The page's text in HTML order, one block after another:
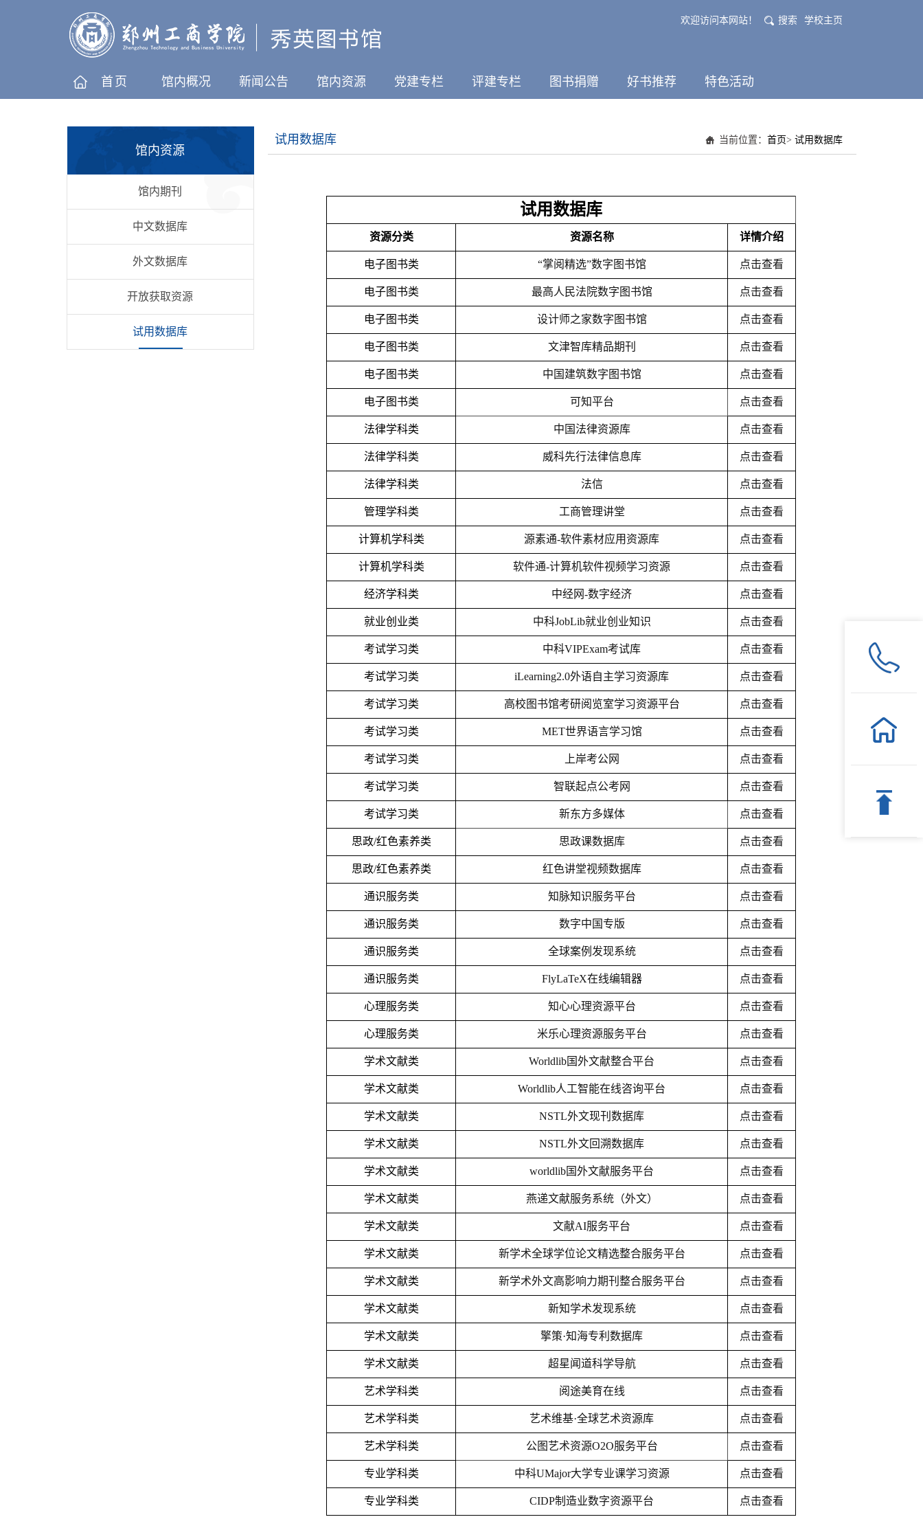
欢迎访问本网站！ 搜索 学校主页
首页 馆内概况 新闻公告 馆内资源 党建专栏 评建专栏 图书捐赠 好书推荐 特色活动
馆内资源
馆内期刊
中文数据库
外文数据库
开放获取资源
试用数据库
试用数据库 当前位置： 首页> 试用数据库
试用数据库
资源分类 资源名称 详情介绍
电子图书类 “掌阅精选”数字图书馆 点击查看
电子图书类 最高人民法院数字图书馆 点击查看
电子图书类 设计师之家数字图书馆 点击查看
电子图书类 文津智库精品期刊 点击查看
电子图书类 中国建筑数字图书馆 点击查看
电子图书类 可知平台 点击查看
法律学科类 中国法律资源库 点击查看
法律学科类 威科先行法律信息库 点击查看
法律学科类 法信 点击查看
管理学科类 工商管理讲堂 点击查看
计算机学科类 源素通-软件素材应用资源库 点击查看
计算机学科类 软件通-计算机软件视频学习资源 点击查看
经济学科类 中经网-数字经济 点击查看
就业创业类 中科JobLib就业创业知识 点击查看
考试学习类 中科VIPExam考试库 点击查看
考试学习类 iLearning2.0外语自主学习资源库 点击查看
考试学习类 高校图书馆考研阅览室学习资源平台 点击查看
考试学习类 MET世界语言学习馆 点击查看
考试学习类 上岸考公网 点击查看
考试学习类 智联起点公考网 点击查看
考试学习类 新东方多媒体 点击查看
思政/红色素养类 思政课数据库 点击查看
思政/红色素养类 红色讲堂视频数据库 点击查看
通识服务类 知脉知识服务平台 点击查看
通识服务类 数字中国专版 点击查看
通识服务类 全球案例发现系统 点击查看
通识服务类 FlyLaTeX在线编辑器 点击查看
心理服务类 知心心理资源平台 点击查看
心理服务类 米乐心理资源服务平台 点击查看
学术文献类 Worldlib国外文献整合平台 点击查看
学术文献类 Worldlib人工智能在线咨询平台 点击查看
学术文献类 NSTL外文现刊数据库 点击查看
学术文献类 NSTL外文回溯数据库 点击查看
学术文献类 worldlib国外文献服务平台 点击查看
学术文献类 燕递文献服务系统（外文） 点击查看
学术文献类 文献AI服务平台 点击查看
学术文献类 新学术全球学位论文精选整合服务平台 点击查看
学术文献类 新学术外文高影响力期刊整合服务平台 点击查看
学术文献类 新知学术发现系统 点击查看
学术文献类 擎策·知海专利数据库 点击查看
学术文献类 超星闻道科学导航 点击查看
艺术学科类 阅途美育在线 点击查看
艺术学科类 艺术维基·全球艺术资源库 点击查看
艺术学科类 公图艺术资源O2O服务平台 点击查看
专业学科类 中科UMajor大学专业课学习资源 点击查看
专业学科类 CIDP制造业数字资源平台 点击查看